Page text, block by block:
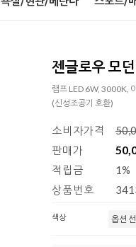
젠글로우 모
램프 LED 6W, 3000K,
(신성조공기 호환)
소비자가격
판매가
적립금
1%
상품번호
색상